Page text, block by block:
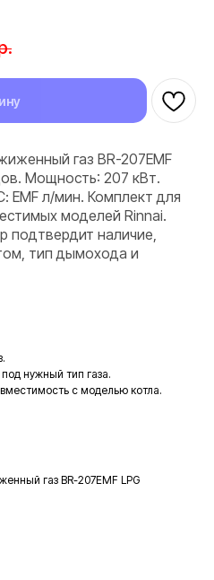
газ BR-207EMF
Мощность: 207 кВт.
EMF л/мин. Комплект для
моделей Rinnai.
подтвердит наличие,
тип дымохода и
нужный тип газа.
с моделью котла.
газ BR-207EMF LPG